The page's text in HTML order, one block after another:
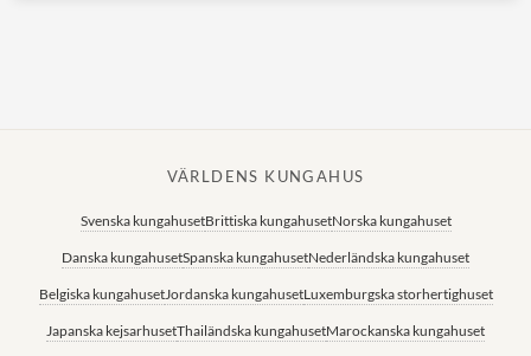
VÄRLDENS KUNGAHUS
Svenska kungahusetBrittiska kungahusetNorska kungahuset
Danska kungahusetSpanska kungahusetNederländska kungahuset
Belgiska kungahusetJordanska kungahusetLuxemburgska storhertighuset
Japanska kejsarhusetThailändska kungahusetMarockanska kungahuset